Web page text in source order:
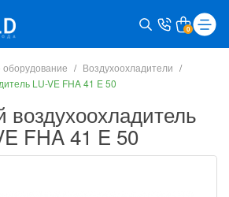
0
Воздухоохладители
LU-VE FHA 41 E 50
FHA 41 E 50